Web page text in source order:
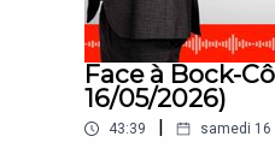
Face à Bock-
16/05/2026)
43:39 samedi 16